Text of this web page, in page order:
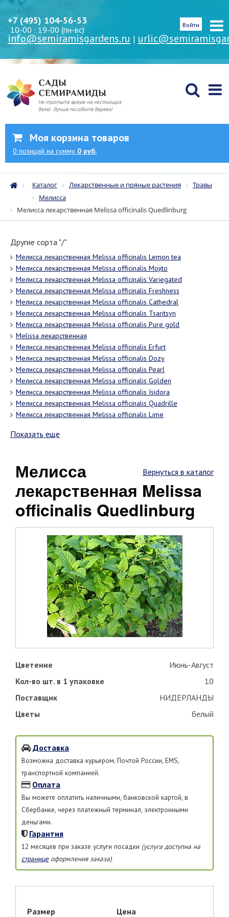
+7 (495) 104-56-53
10-00 : 19-00 (пн-вс)
info@semiramisgardens.ru |
Войти
Моя корзина товаров
0 позиций на сумму 0 руб.
Каталог Лекарственные и пряные растения
Травы
Мелисса
Мелисса лекарственная Melissa officinalis Quedlinburg
Другие сорта "/"
Мелисса лекарственная Melissa officinalis Lemon tea
Мелисса лекарственная Melissa officinalis Mojito
Мелисса лекарственная Melissa officinalis Variegated
Мелисса лекарственная Melissa officinalis Freshness
Мелисса лекарственная Melissa officinalis Cathedral
Мелисса лекарственная Melissa officinalis Tsaritsyn
Мелисса лекарственная Melissa officinalis Pure gold
Melissa лекарственная
Мелисса лекарственная Melissa officinalis Erfurt
Мелисса лекарственная Melissa officinalis Dozy
Мелисса лекарственная Melissa officinalis Pearl
Мелисса лекарственная Melissa officinalis Golden
Мелисса лекарственная Melissa officinalis Isidora
Мелисса лекарственная Melissa officinalis Quadrille
Мелисса лекарственная Melissa officinalis Lime
Показать еще
Вернуться в каталог
Мелисса
лекарственная Melissa
officinalis Quedlinburg
Цветение
Июнь-Август
Кол-во шт. в 1 упаковке
10
Поставщик
НИДЕРЛАНДЫ
Цветы
белый
Доставка
Возможна доставка курьером, Почтой России, EMS,
транспортной компанией.
Оплата
Вы можете оплатить наличными, банковской картой, в
Сбербанке, через платежный терминал, электронными
деньгами.
Гарантия
12 месяцев при заказе услуги посадки (услуга доступна на
страницеоформления заказа)
Размер Цена